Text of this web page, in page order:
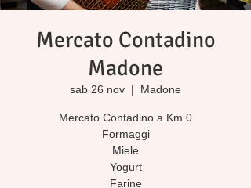
Mercato Contadino
Madone
sab 26 nov
  |
Madone
Mercato Contadino a Km 0
Formaggi
Miele
Yogurt
Farine